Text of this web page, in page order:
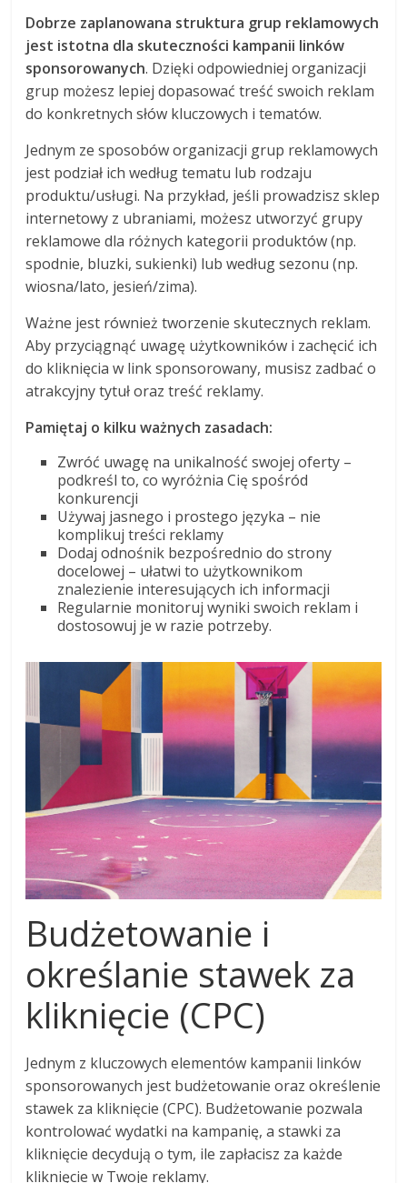
Dobrze zaplanowana struktura grup reklamowych
jest istotna dla skuteczności kampanii linków
sponsorowanych. Dzięki odpowiedniej organizacji
grup możesz lepiej dopasować treść swoich reklam
do konkretnych słów kluczowych i tematów.
Jednym ze sposobów organizacji grup reklamowych
jest podział ich według tematu lub rodzaju
produktu/usługi. Na przykład, jeśli prowadzisz sklep
internetowy z ubraniami, możesz utworzyć grupy
reklamowe dla różnych kategorii produktów (np.
spodnie, bluzki, sukienki) lub według sezonu (np.
wiosna/lato, jesień/zima).
Ważne jest również tworzenie skutecznych reklam.
Aby przyciągnąć uwagę użytkowników i zachęcić ich
do kliknięcia w link sponsorowany, musisz zadbać o
atrakcyjny tytuł oraz treść reklamy.
Pamiętaj o kilku ważnych zasadach:
Zwróć uwagę na unikalność swojej oferty –
podkreśl to, co wyróżnia Cię spośród
konkurencji
Używaj jasnego i prostego języka – nie
komplikuj treści reklamy
Dodaj odnośnik bezpośrednio do strony
docelowej – ułatwi to użytkownikom
znalezienie interesujących ich informacji
Regularnie monitoruj wyniki swoich reklam i
dostosowuj je w razie potrzeby.
Budżetowanie i
określanie stawek za
kliknięcie (CPC)
Jednym z kluczowych elementów kampanii linków
sponsorowanych jest budżetowanie oraz określenie
stawek za kliknięcie (CPC). Budżetowanie pozwala
kontrolować wydatki na kampanię, a stawki za
kliknięcie decydują o tym, ile zapłacisz za każde
kliknięcie w Twoje reklamy.